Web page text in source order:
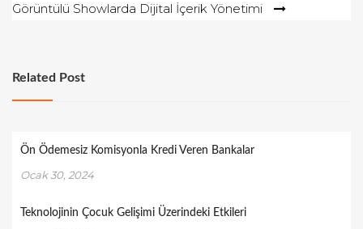
Görüntülü Showlarda Dijital İçerik Yönetimi
Related Post
Ön Ödemesiz Komisyonla Kredi Veren Bankalar
Ocak 30, 2024
Teknolojinin Çocuk Gelişimi Üzerindeki Etkileri